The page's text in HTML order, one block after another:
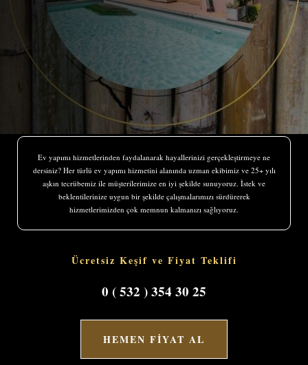
Ev yapımı hizmetlerinden faydalanarak hayallerinizi gerçekleştirmeye ne
dersiniz? Her türlü ev yapımı hizmetini alanında uzman ekibimiz ve 25+ yılı
aşkın tecrübemiz ile müşterilerimize en iyi şekilde sunuyoruz. İstek ve
beklentilerinize uygun bir şekilde çalışmalarımızı sürdürerek
hizmetlerimizden çok memnun kalmanızı sağlıyoruz.
Ücretsiz Keşif ve Fiyat Teklifi
0 ( 532 ) 354 30 25
HEMEN FİYAT AL